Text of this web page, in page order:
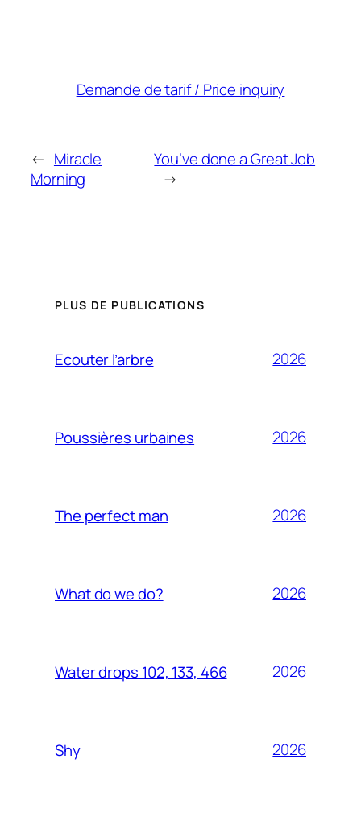
Demande de tarif / Price inquiry
← Miracle
Morning
You’ve done a Great Job
→
PLUS DE PUBLICATIONS
Ecouter l’arbre 2026
Poussières urbaines 2026
The perfect man 2026
What do we do? 2026
Water drops 102, 133, 466 2026
Shy 2026